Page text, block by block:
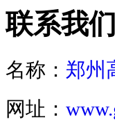
联系我们
名称： 郑州
网址：